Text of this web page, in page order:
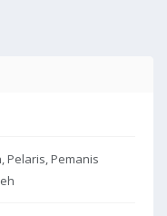
Pelaris, Pemanis